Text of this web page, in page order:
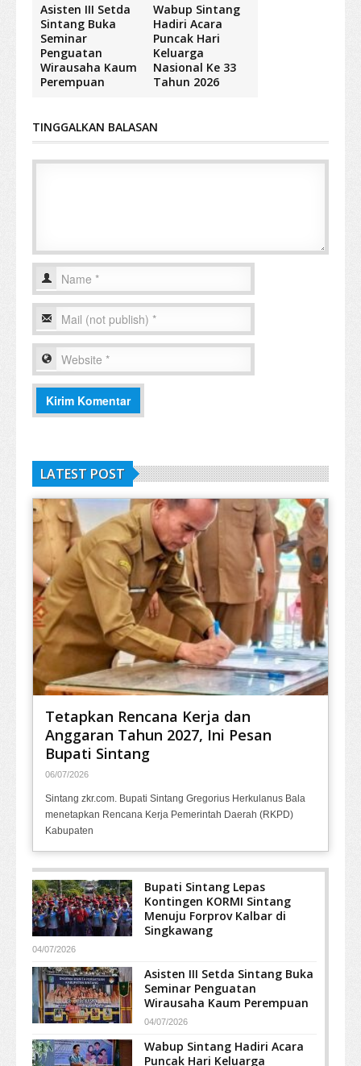
Asisten III Setda
Sintang Buka
Seminar
Penguatan
Wirausaha Kaum
Perempuan
Wabup Sintang
Hadiri Acara
Puncak Hari
Keluarga
Nasional Ke 33
Tahun 2026
TINGGALKAN BALASAN
LATEST POST
Tetapkan Rencana Kerja dan
Anggaran Tahun 2027, Ini Pesan
Bupati Sintang
06/07/2026
Sintang zkr.com. Bupati Sintang Gregorius Herkulanus Bala
menetapkan Rencana Kerja Pemerintah Daerah (RKPD)
Kabupaten
Bupati Sintang Lepas
Kontingen KORMI Sintang
Menuju Forprov Kalbar di
Singkawang
04/07/2026
Asisten III Setda Sintang Buka
Seminar Penguatan
Wirausaha Kaum Perempuan
04/07/2026
Wabup Sintang Hadiri Acara
Puncak Hari Keluarga